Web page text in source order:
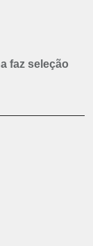
faz seleção